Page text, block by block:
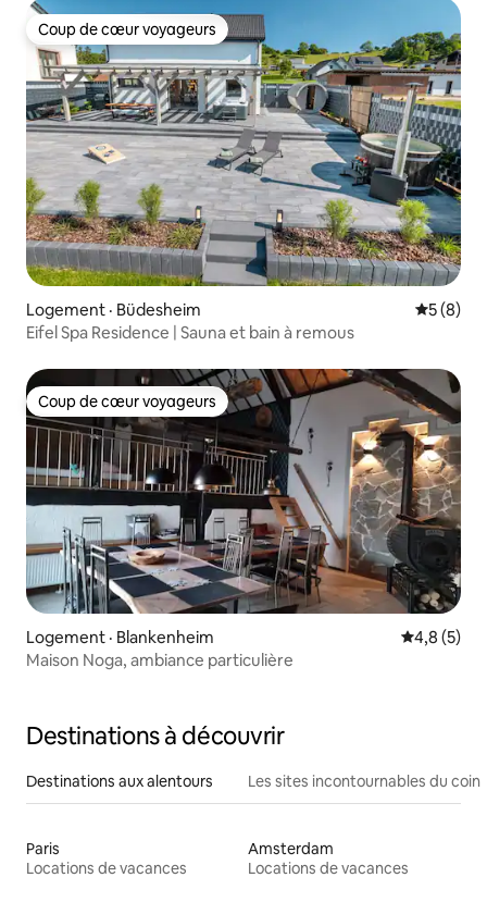
Coup de cœur voyageurs
Coup de cœur voyageurs
Logement · Büdesheim Note
5 (8)
Eifel Spa Residence | Sauna et bain à remous
Coup de cœur voyageurs
Coup de cœur voyageurs
Logement · Blankenheim Note
4,8 (5)
Maison Noga, ambiance particulière
Destinations à découvrir
Destinations aux alentours Les sites incontournables du coin
Paris
Locations de vacances
Amsterdam
Locations de vacances